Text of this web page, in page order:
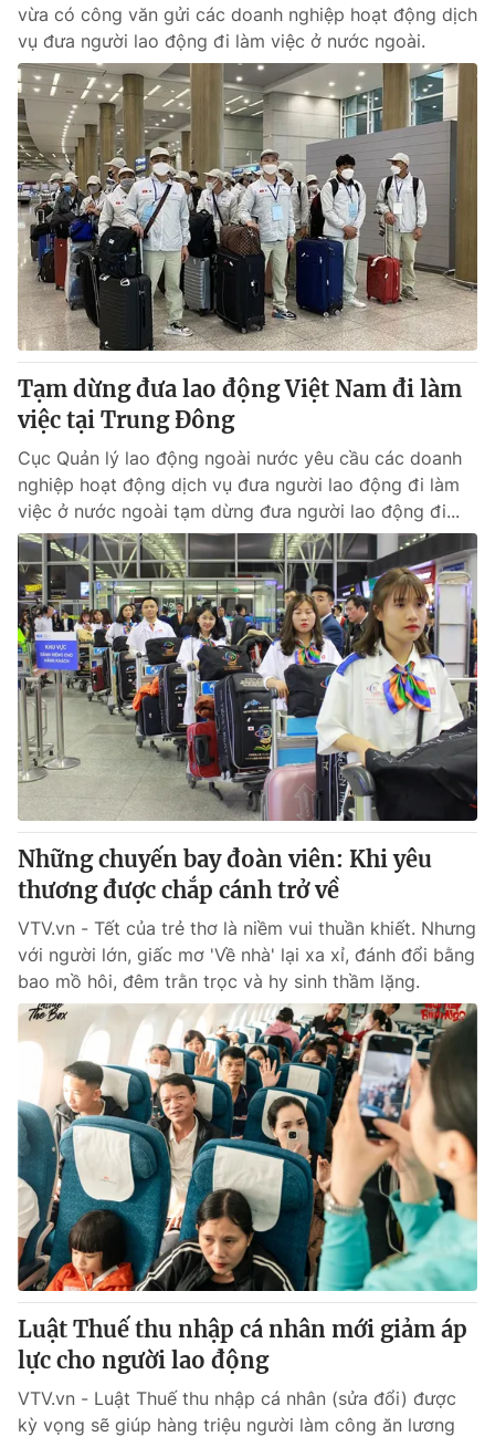
vừa có công văn gửi các doanh nghiệp hoạt động dịch
vụ đưa người lao động đi làm việc ở nước ngoài.
Tạm dừng đưa lao động Việt Nam đi làm
việc tại Trung Đông
Cục Quản lý lao động ngoài nước yêu cầu các doanh
nghiệp hoạt động dịch vụ đưa người lao động đi làm
việc ở nước ngoài tạm dừng đưa người lao động đi...
Những chuyến bay đoàn viên: Khi yêu
thương được chắp cánh trở về
VTV.vn - Tết của trẻ thơ là niềm vui thuần khiết. Nhưng
với người lớn, giấc mơ 'Về nhà' lại xa xỉ, đánh đổi bằng
bao mồ hôi, đêm trằn trọc và hy sinh thầm lặng.
Luật Thuế thu nhập cá nhân mới giảm áp
lực cho người lao động
VTV.vn - Luật Thuế thu nhập cá nhân (sửa đổi) được
kỳ vọng sẽ giúp hàng triệu người làm công ăn lương